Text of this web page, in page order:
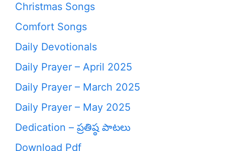
Christmas Songs
Comfort Songs
Daily Devotionals
Daily Prayer – April 2025
Daily Prayer – March 2025
Daily Prayer – May 2025
Dedication – ప్రతిష్ఠ పాటలు
Download Pdf